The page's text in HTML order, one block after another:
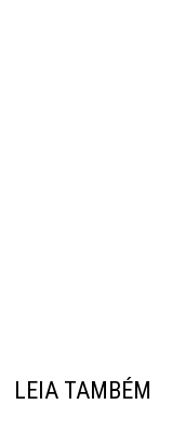
LEIA TAMBÉM